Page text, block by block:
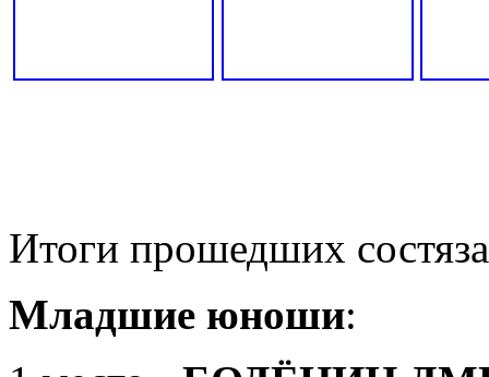
Итоги прошедших
Младшие юноши: